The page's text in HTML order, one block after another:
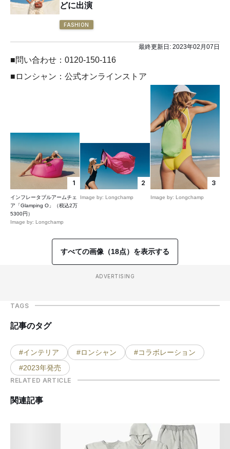
どに出演
FASHION
最終更新日: 2023年02月07日
■問い合わせ：0120-150-116
■ロンシャン：公式オンラインストア
1
インフレータブルアームチェ
ア「Glamping O」（税込2万
5300円）
Image by: Longchamp
2
Image by: Longchamp
3
Image by: Longchamp
すべての画像（18点）を表示する
ADVERTISING
TAGS
記事のタグ
#インテリア #ロンシャン
#コラボレーション
#2023年発売
RELATED ARTICLE
関連記事